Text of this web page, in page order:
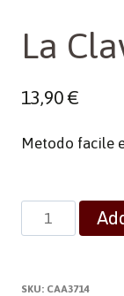
La
13,90€
Metodo facile
Clavietta
SKU: CAA3714